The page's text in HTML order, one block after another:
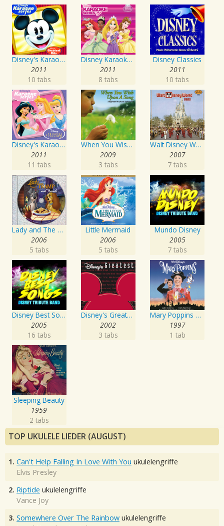
Disney's Karaoke Series: Disney's Greatest Hits
2011
10 tabs
Disney Karaoke Series: Disney Princess Music Box
2011
8 tabs
Disney Classics
2011
10 tabs
Disney's Karaoke Series: Disney Princess Volume 2
2011
11 tabs
When You Wish Upon a Song
2009
3 tabs
Walt Disney World Band
2007
7 tabs
Lady and The Tramp and Friends
2006
5 tabs
Little Mermaid
2006
5 tabs
Mundo Disney
2005
7 tabs
Disney Best Songs
2005
16 tabs
Disney's Greatest Volume 3
2002
3 tabs
Mary Poppins Original Soundtrack
1997
1 tab
Sleeping Beauty
1959
2 tabs
TOP UKULELE LIEDER (AUGUST)
1. Can't Help Falling In Love With You ukulelengriffe
Elvis Presley
2. Riptide ukulelengriffe
Vance Joy
3. Somewhere Over The Rainbow ukulelengriffe